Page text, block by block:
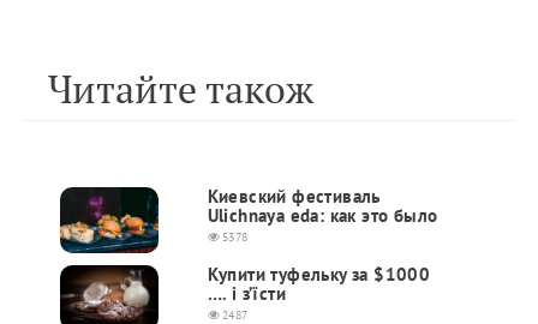
Читайте також
Киевский фестиваль
Ulichnaya eda: как это было
5378
Купити туфельку за $1000
…. і з’їсти
2487